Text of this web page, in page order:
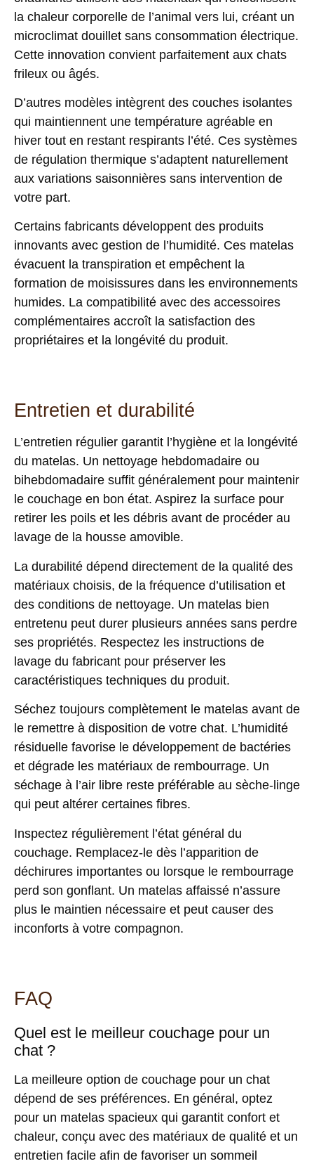
la chaleur corporelle de l’animal vers lui, créant un
microclimat douillet sans consommation électrique.
Cette innovation convient parfaitement aux chats
frileux ou âgés.
D’autres modèles intègrent des couches isolantes
qui maintiennent une température agréable en
hiver tout en restant respirants l’été. Ces systèmes
de régulation thermique s’adaptent naturellement
aux variations saisonnières sans intervention de
votre part.
Certains fabricants développent des produits
innovants avec gestion de l’humidité. Ces matelas
évacuent la transpiration et empêchent la
formation de moisissures dans les environnements
humides. La compatibilité avec des accessoires
complémentaires accroît la satisfaction des
propriétaires et la longévité du produit.
Entretien et durabilité
L’entretien régulier garantit l’hygiène et la longévité
du matelas. Un nettoyage hebdomadaire ou
bihebdomadaire suffit généralement pour maintenir
le couchage en bon état. Aspirez la surface pour
retirer les poils et les débris avant de procéder au
lavage de la housse amovible.
La durabilité dépend directement de la qualité des
matériaux choisis, de la fréquence d’utilisation et
des conditions de nettoyage. Un matelas bien
entretenu peut durer plusieurs années sans perdre
ses propriétés. Respectez les instructions de
lavage du fabricant pour préserver les
caractéristiques techniques du produit.
Séchez toujours complètement le matelas avant de
le remettre à disposition de votre chat. L’humidité
résiduelle favorise le développement de bactéries
et dégrade les matériaux de rembourrage. Un
séchage à l’air libre reste préférable au sèche-linge
qui peut altérer certaines fibres.
Inspectez régulièrement l’état général du
couchage. Remplacez-le dès l’apparition de
déchirures importantes ou lorsque le rembourrage
perd son gonflant. Un matelas affaissé n’assure
plus le maintien nécessaire et peut causer des
inconforts à votre compagnon.
FAQ
Quel est le meilleur couchage pour un
chat ?
La meilleure option de couchage pour un chat
dépend de ses préférences. En général, optez
pour un matelas spacieux qui garantit confort et
chaleur, conçu avec des matériaux de qualité et un
entretien facile afin de favoriser un sommeil